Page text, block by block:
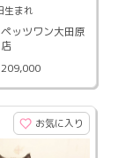
生まれ
ペッツワン大田原
店
209,000
お気に入り